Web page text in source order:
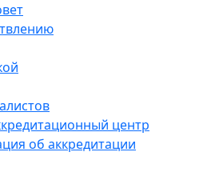
центр
об аккредитации